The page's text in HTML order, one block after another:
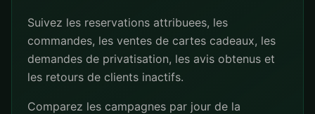
Suivez les reservations attribuees, les
commandes, les ventes de cartes cadeaux, les
demandes de privatisation, les avis obtenus et
les retours de clients inactifs.
Comparez les campagnes par jour de la